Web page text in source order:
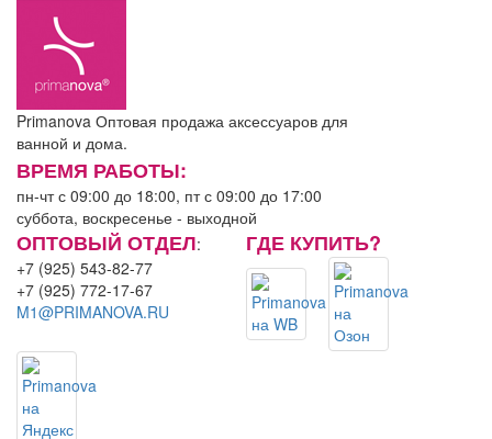
Primanova Оптовая продажа аксессуаров для
ванной и дома.
ВРЕМЯ РАБОТЫ:
пн-чт с 09:00 до 18:00, пт с 09:00 до 17:00
суббота, воскресенье - выходной
ОПТОВЫЙ ОТДЕЛ:
+7 (925) 543-82-77
+7 (925) 772-17-67
M1@PRIMANOVA.RU
ГДЕ КУПИТЬ?